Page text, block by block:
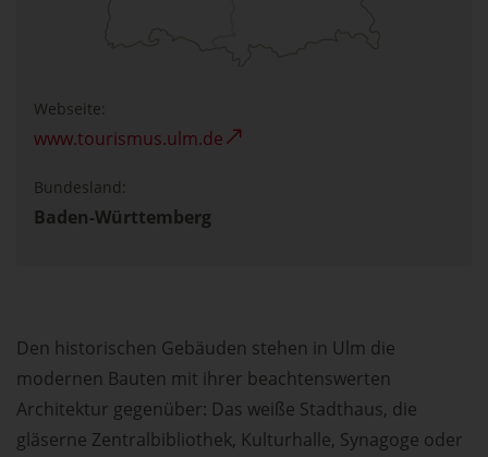
Webseite:
www.tourismus.ulm.de
Bundesland:
Baden-Württemberg
Den historischen Gebäuden stehen in Ulm die
modernen Bauten mit ihrer beachtenswerten
Architektur gegenüber: Das weiße Stadthaus, die
gläserne Zentralbibliothek, Kulturhalle, Synagoge oder